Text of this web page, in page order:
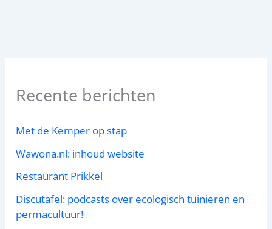
Recente berichten
Met de Kemper op stap
Wawona.nl: inhoud website
Restaurant Prikkel
Discutafel: podcasts over ecologisch tuinieren en
permacultuur!